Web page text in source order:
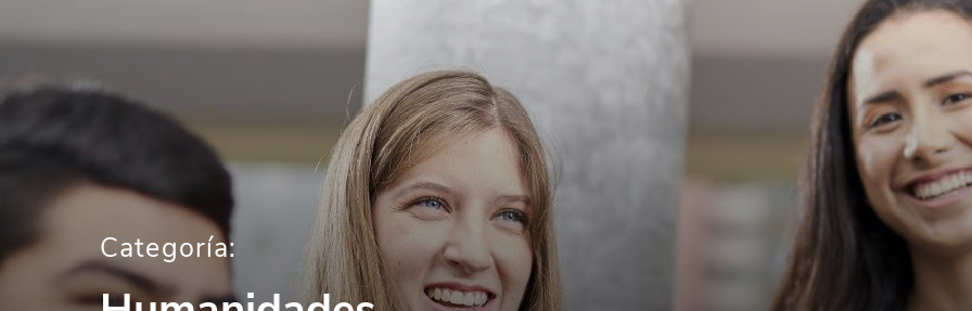
Categoría: